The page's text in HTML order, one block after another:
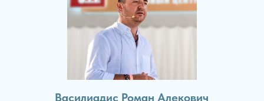
Василиадис Роман Алекович